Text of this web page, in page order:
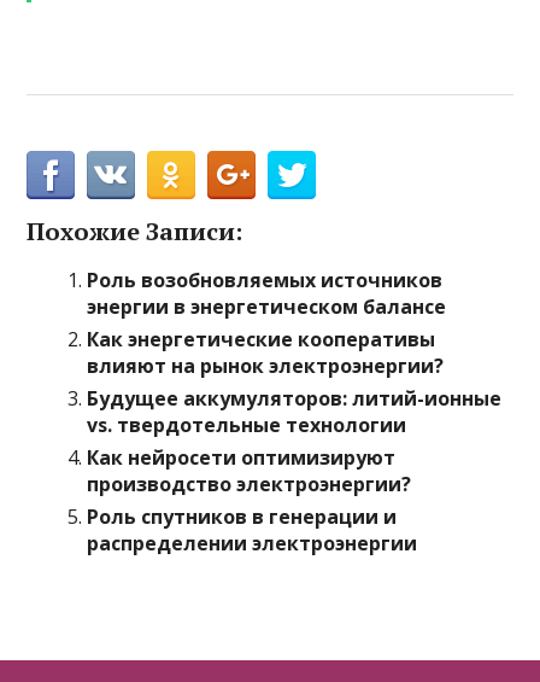
Похожие Записи:
Роль возобновляемых источников
энергии в энергетическом балансе
Как энергетические кооперативы
влияют на рынок электроэнергии?
Будущее аккумуляторов: литий-ионные
vs. твердотельные технологии
Как нейросети оптимизируют
производство электроэнергии?
Роль спутников в генерации и
распределении электроэнергии